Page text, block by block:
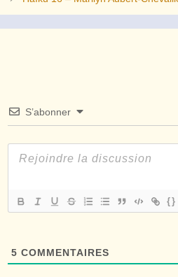
S’abonner
{}
5 COMMENTAIRES